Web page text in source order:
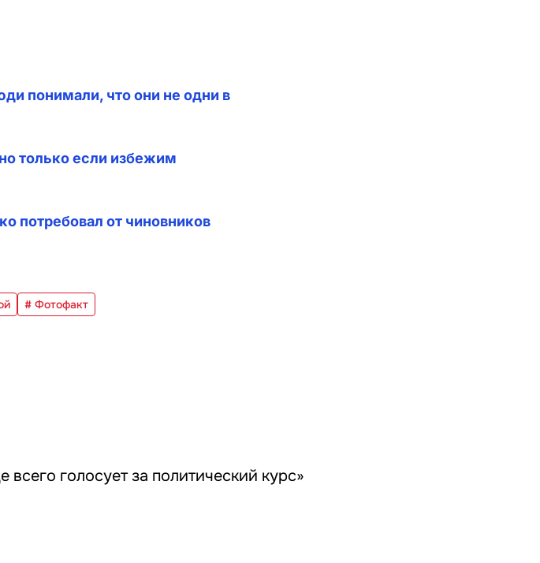
понимали, что они не одни в
только если избежим
потребовал от чиновников
# Фотофакт
голосует за политический курс»